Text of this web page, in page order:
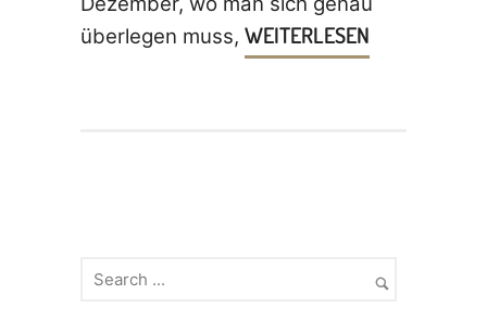
überlegen muss, WEITERLESEN